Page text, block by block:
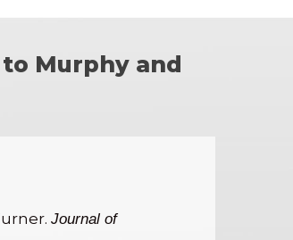
Murphy and
Journal of